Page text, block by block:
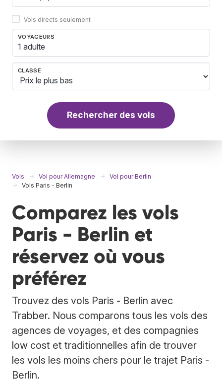
Vols directs seulement
VOYAGEURS
1 adulte
CLASSE
Rechercher des vols
Vols Vol pour Allemagne
Vol pour Berlin
Vols Paris - Berlin
Comparez les vols
Paris - Berlin et
réservez où vous
préférez
Trouvez des vols Paris - Berlin avec
Trabber. Nous comparons tous les vols des
agences de voyages, et des compagnies
low cost et traditionnelles afin de trouver
les vols les moins chers pour le trajet Paris -
Berlin.